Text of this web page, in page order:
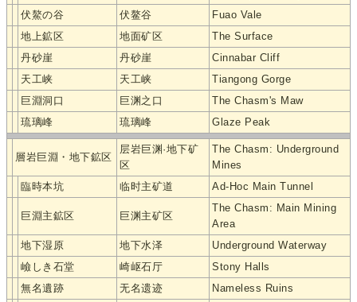
伏鰲の谷
伏鳌谷
Fuao Vale
地上鉱区
地面矿区
The Surface
丹砂崖
丹砂崖
Cinnabar Cliff
天工峡
天工峡
Tiangong Gorge
巨淵洞口
巨渊之口
The Chasm's Maw
琉璃峰
琉璃峰 Glaze Peak
層岩巨淵・地下鉱区
层岩巨渊·地下矿
区
The Chasm: Underground
Mines
臨時本坑
临时主矿道 Ad-Hoc Main Tunnel
巨淵主鉱区 巨渊主矿区
The Chasm: Main Mining
Area
地下湿原
地下水泽
Underground Waterway
嶮しき石堂
崎岖石厅
Stony Halls
無名遺跡
无名遗迹
Nameless Ruins